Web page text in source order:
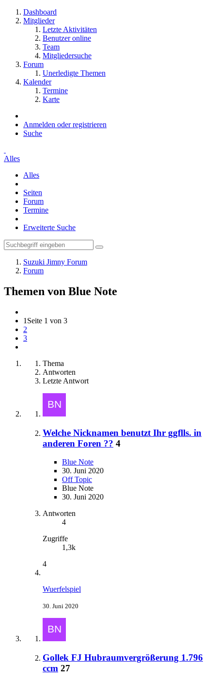
Dashboard
Mitglieder
Letzte Aktivitäten
Benutzer online
Team
Mitgliedersuche
Forum
Unerledigte Themen
Kalender
Termine
Karte
Anmelden oder registrieren
Suche
Alles
Alles
Seiten
Forum
Termine
Erweiterte Suche
Suzuki Jimny Forum
Forum
Themen von Blue Note
1 Seite 1 von 3
2
3
Thema
Antworten
Letzte Antwort
Welche Nicknamen benutzt Ihr ggflls. in
anderen Foren ?? 4
Blue Note
30. Juni 2020
Off Topic
Blue Note
30. Juni 2020
Antworten
4
Zugriffe
1,3k
4
Wuerfelspiel
30. Juni 2020
Gollek FJ Hubraumvergrößerung 1.796
ccm 27